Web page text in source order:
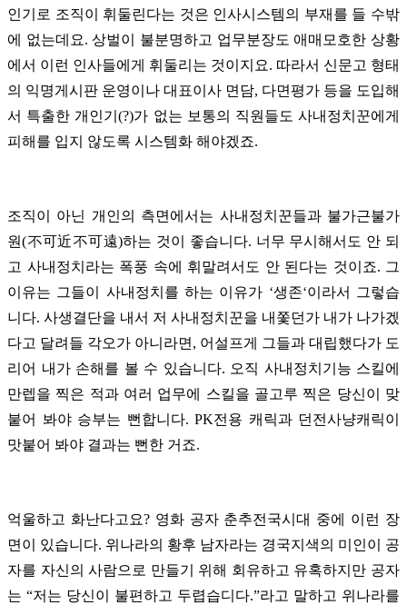
인기로 조직이 휘둘린다는 것은 인사시스템의 부재를 들 수밖
에 없는데요. 상벌이 불분명하고 업무분장도 애매모호한 상황
에서 이런 인사들에게 휘둘리는 것이지요. 따라서 신문고 형태
의 익명게시판 운영이나 대표이사 면담, 다면평가 등을 도입해
서 특출한 개인기(?)가 없는 보통의 직원들도 사내정치꾼에게
피해를 입지 않도록 시스템화 해야겠죠.
조직이 아닌 개인의 측면에서는 사내정치꾼들과 불가근불가
원(不可近不可遠)하는 것이 좋습니다. 너무 무시해서도 안 되
고 사내정치라는 폭풍 속에 휘말려서도 안 된다는 것이죠. 그
이유는 그들이 사내정치를 하는 이유가 ‘생존‘이라서 그렇습
니다. 사생결단을 내서 저 사내정치꾼을 내쫓던가 내가 나가겠
다고 달려들 각오가 아니라면, 어설프게 그들과 대립했다가 도
리어 내가 손해를 볼 수 있습니다. 오직 사내정치기능 스킬에
만렙을 찍은 적과 여러 업무에 스킬을 골고루 찍은 당신이 맞
붙어 봐야 승부는 뻔합니다. PK전용 캐릭과 던전사냥캐릭이
맛붙어 봐야 결과는 뻔한 거죠.
억울하고 화난다고요? 영화 공자 춘추전국시대 중에 이런 장
면이 있습니다. 위나라의 황후 남자라는 경국지색의 미인이 공
자를 자신의 사람으로 만들기 위해 회유하고 유혹하지만 공자
는 “저는 당신이 불편하고 두렵습디다.”라고 말하고 위나라를